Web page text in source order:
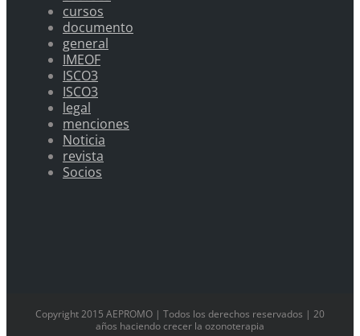
cursos
documento
general
IMEOF
ISCO3
ISCO3
legal
menciones
Noticia
revista
Socios
Copyright 2015 AEPROMO | Todos los derechos reservados | 20
años haciendo crecer la ozonoterapia